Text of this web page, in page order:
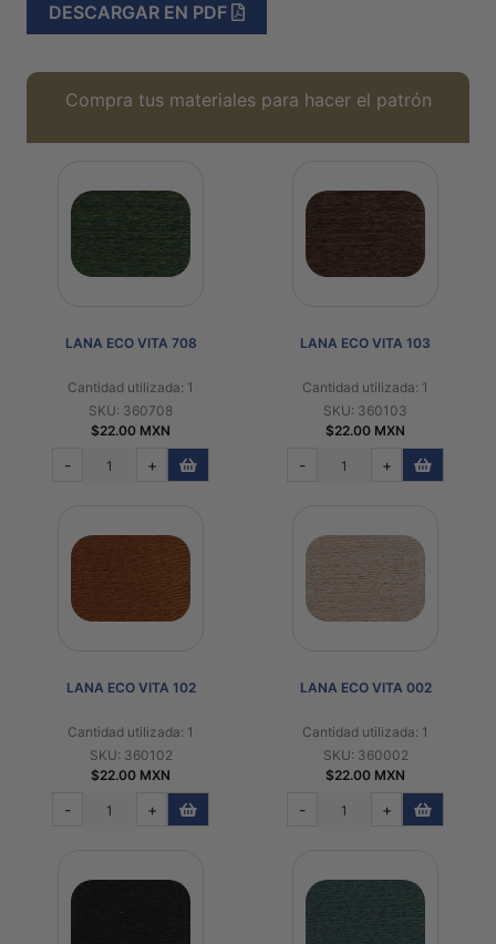
DESCARGAR EN PDF
Compra tus materiales para hacer el patrón
LANA ECO VITA 708
Cantidad utilizada: 1
SKU: 360708
$22.00 MXN
- +
LANA ECO VITA 103
Cantidad utilizada: 1
SKU: 360103
$22.00 MXN
- +
LANA ECO VITA 102
Cantidad utilizada: 1
SKU: 360102
$22.00 MXN
- +
LANA ECO VITA 002
Cantidad utilizada: 1
SKU: 360002
$22.00 MXN
- +